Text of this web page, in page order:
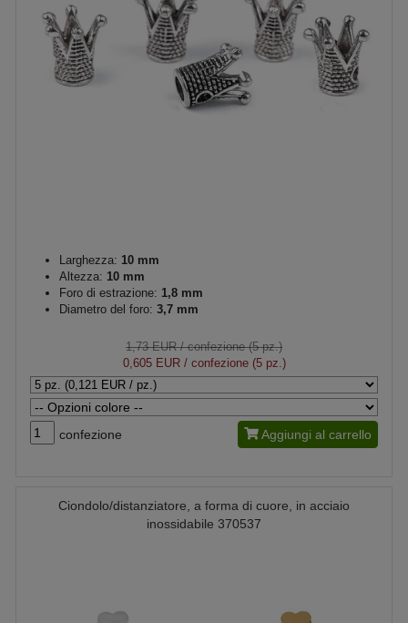
Larghezza: 10 mm
Altezza: 10 mm
Foro di estrazione: 1,8 mm
Diametro del foro: 3,7 mm
1,73 EUR/ confezione (5 pz.)
0,605 EUR/ confezione (5 pz.)
confezione Aggiungi al carrello
Ciondolo/distanziatore, a forma di cuore, in acciaio
inossidabile 370537